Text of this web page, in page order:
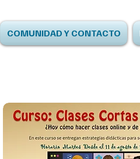
COMUNIDAD Y CONTACTO